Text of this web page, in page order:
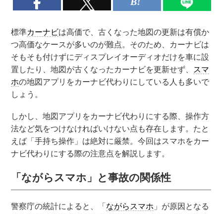
標準カーナビは高価で、古くなった地図の更新は有償か
つ高価なケースが多いのが難点。そのため、カーナビは
そもそも付けずにディスプレイオーディオだけを車に設
置したり、地図が古くなったカーナビを更新せず、 スマ
ホの地図アプリをカーナビ代わりにしている人も多いで
しょう。
しかし、地図アプリをカーナビ代わりにする際、操作方
法など気をつけなければいけない点も存在します。たと
えば「手持ち操作」は絶対に厳禁。今回はスマホをカー
ナビ代わりにする際の注意点を解説します。
「ながらスマホ」と事故の関係性
警察庁の統計によると、「 ながらスマホ 」が原因となる